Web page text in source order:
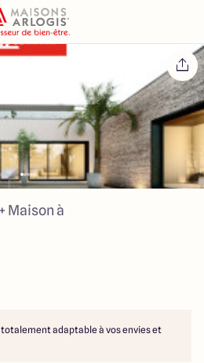
Est
Maison à
adaptable à vos envies et